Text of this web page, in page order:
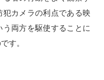
カメラの利点である映
両方を駆使することに
す。